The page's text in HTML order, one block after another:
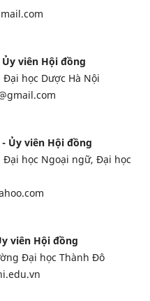
Ủy viên Hội đồng
học Dược Hà Nội
- Ủy viên Hội đồng
học Ngoại ngữ, Đại học
viên Hội đồng
Đại học Thành Đô